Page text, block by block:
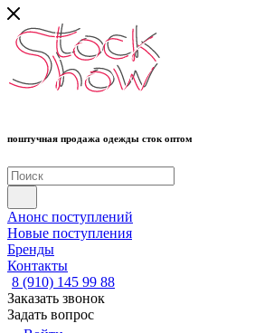
поштучная продажа одежды сток оптом
Анонс поступлений
Новые поступления
Бренды
Контакты
8 (910) 145 99 88
Заказать звонок
Задать вопрос